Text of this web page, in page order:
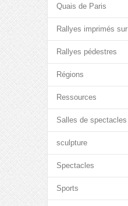
Quais de Paris
Rallyes imprimés
Rallyes pédestres
Régions
Ressources
Salles de
sculpture
Spectacles
Sports